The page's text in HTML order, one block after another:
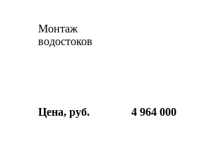
Монтаж
водостоков
Цена, руб. 4 964 000